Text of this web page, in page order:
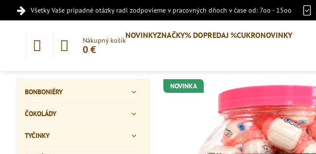
Všetky Vaše prípadné otázky radi zodpovieme v pracovných dňoch v čase od: 7oo - 15oo
Nákupný košík
0 €
NOVINKYZNAČKY% DOPREDAJ %CUKRONOVINKY
NOVINKA
BONBONIÉRY
ČOKOLÁDY
TYČINKY